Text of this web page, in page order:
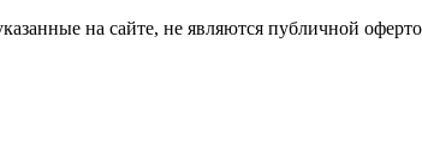
на сайте, не являются публичной